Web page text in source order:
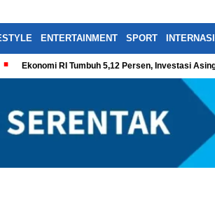
ENTERTAINMENT SPORT
Ekonomi RI Tumbuh 5,12 Persen, Investasi